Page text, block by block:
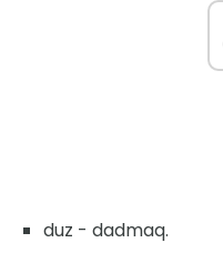
duz - dadmaq.